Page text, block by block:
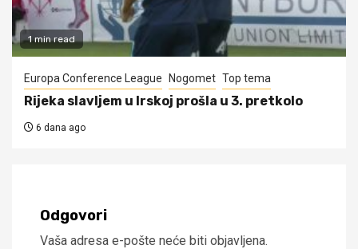
1 min read
Europa Conference League Nogomet Top tema
Rijeka slavljem u Irskoj prošla u 3. pretkolo
6 dana ago
Odgovori
Vaša adresa e-pošte neće biti objavljena.